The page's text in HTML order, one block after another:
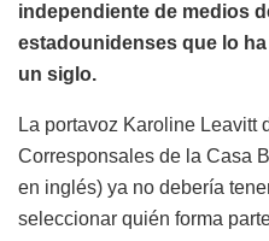
independiente de medios
estadounidenses que lo
un siglo.
La portavoz Karoline Leavitt
Corresponsales de la Casa
en inglés) ya no debería
seleccionar quién forma